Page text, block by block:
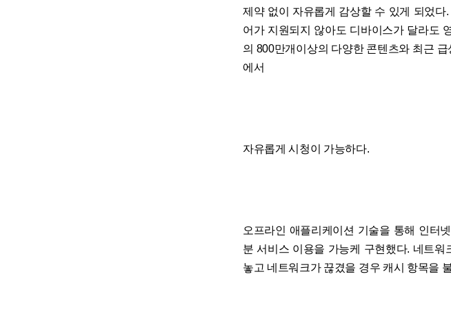
제약 없이 자유롭게 감상할 수 있게 되었다
어가 지원되지 않아도 디바이스가 달라도
의 800만개이상의 다양한 콘텐츠와 최근
에서
자유롭게 시청이 가능하다.
오프라인 애플리케이션 기술을 통해 인터
분 서비스 이용을 가능케 구현했다. 네트
놓고 네트워크가 끊겼을 경우 캐시 항목을